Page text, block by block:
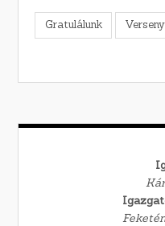
Gratulálunk Verseny